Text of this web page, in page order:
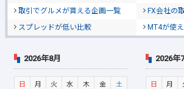
取引でグルメが貰える企画一覧
FX会社の
スプレッドが低い比較
MT4が使
2026年8月
日 月 火 水 木 金
土
2026年
日 月